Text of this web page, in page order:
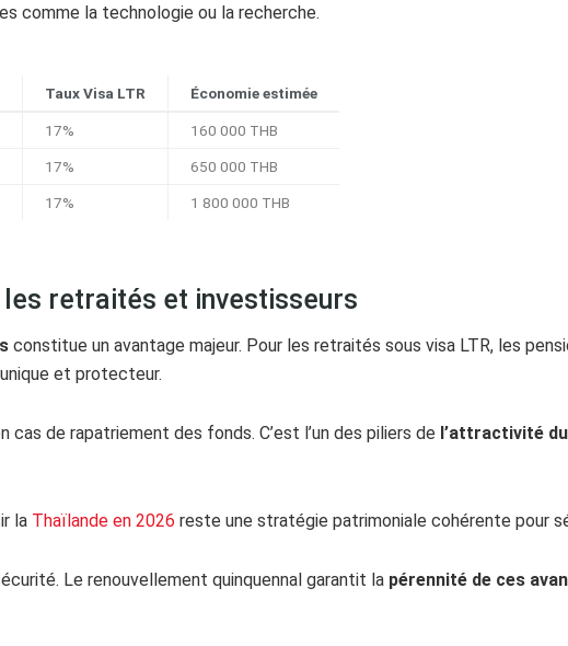
comme la technologie ou la recherche.
Taux Visa LTR Économie estimée
17% 160 000 THB
17% 650 000 THB
17% 1 800 000 THB
retraités et investisseurs
constitue un avantage majeur. Pour les retraités sous visa LTR, les
et protecteur.
cas de rapatriement des fonds. C’est l’un des piliers de l’attractivité
la Thaïlande en 2026 reste une stratégie patrimoniale cohérente pour
Le renouvellement quinquennal garantit la pérennité de ces